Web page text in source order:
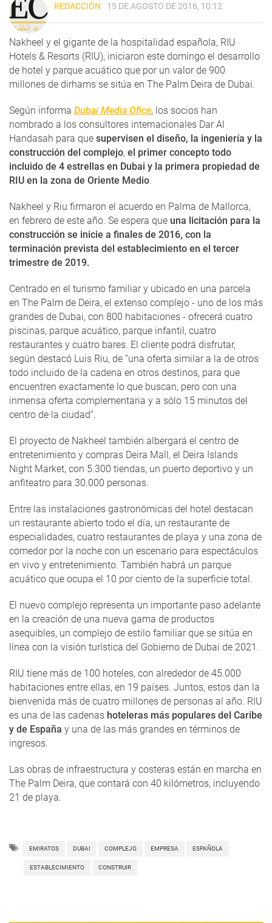
REDACCIÓN 15 DE AGOSTO DE 2016, 10:12
Nakheel y el gigante de la hospitalidad española, RIU
Hotels & Resorts (RIU), iniciaron este domingo el desarrollo
de hotel y parque acuático que por un valor de 900
millones de dirhams se sitúa en The Palm Deira de Dubai.
Según informa Dubai Media Ofice, los socios han
nombrado a los consultores internacionales Dar Al
Handasah para que supervisen el diseño, la ingeniería y la
construcción del complejo, el primer concepto todo
incluido de 4 estrellas en Dubai y la primera propiedad de
RIU en la zona de Oriente Medio.
Nakheel y Riu firmaron el acuerdo en Palma de Mallorca,
en febrero de este año. Se espera que una licitación para la
construcción se inicie a finales de 2016, con la
terminación prevista del establecimiento en el tercer
trimestre de 2019.
Centrado en el turismo familiar y ubicado en una parcela
en The Palm de Deira, el extenso complejo - uno de los más
grandes de Dubai, con 800 habitaciones - ofrecerá cuatro
piscinas, parque acuático, parque infantil, cuatro
restaurantes y cuatro bares. El cliente podrá disfrutar,
según destacó Luis Riu, de “una oferta similar a la de otros
todo incluido de la cadena en otros destinos, para que
encuentren exactamente lo que buscan, pero con una
inmensa oferta complementaria y a sólo 15 minutos del
centro de la ciudad”.
El proyecto de Nakheel también albergará el centro de
entretenimiento y compras Deira Mall, el Deira Islands
Night Market, con 5.300 tiendas, un puerto deportivo y un
anfiteatro para 30.000 personas.
Entre las instalaciones gastronómicas del hotel destacan
un restaurante abierto todo el día, un restaurante de
especialidades, cuatro restaurantes de playa y una zona de
comedor por la noche con un escenario para espectáculos
en vivo y entretenimiento. También habrá un parque
acuático que ocupa el 10 por ciento de la superficie total.
El nuevo complejo representa un importante paso adelante
en la creación de una nueva gama de productos
asequibles, un complejo de estilo familiar que se sitúa en
línea con la visión turística del Gobierno de Dubai de 2021.
RIU tiene más de 100 hoteles, con alrededor de 45.000
habitaciones entre ellas, en 19 países. Juntos, estos dan la
bienvenida más de cuatro millones de personas al año. RIU
es una de las cadenas hoteleras más populares del Caribe
y de España y una de las más grandes en términos de
ingresos.
Las obras de infraestructura y costeras están en marcha en
The Palm Deira, que contará con 40 kilómetros, incluyendo
21 de playa.
EMIRATOS DUBAI COMPLEJO EMPRESA ESPAÑOLA
ESTABLECIMIENTO CONSTRUIR